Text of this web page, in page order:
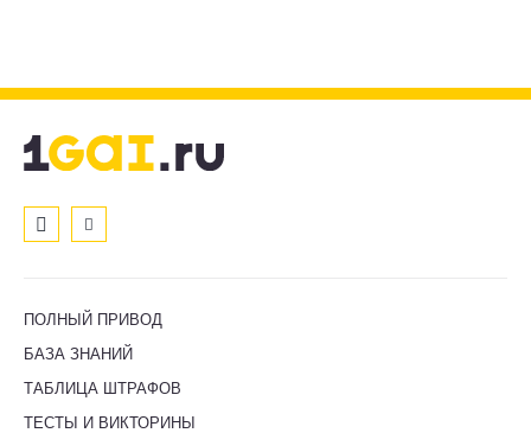
ПОЛНЫЙ ПРИВОД
БАЗА ЗНАНИЙ
ТАБЛИЦА ШТРАФОВ
ТЕСТЫ И ВИКТОРИНЫ